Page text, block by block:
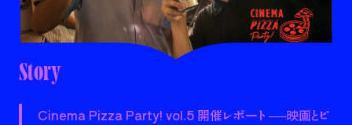
Story
Cinema Pizza Party! vol.5 開催レポート ──映画とピ